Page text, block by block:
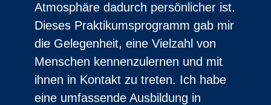
Atmosphäre dadurch persönlicher ist.
Dieses Praktikumsprogramm gab mir
die Gelegenheit, eine Vielzahl von
Menschen kennenzulernen und mit
ihnen in Kontakt zu treten. Ich habe
eine umfassende Ausbildung in